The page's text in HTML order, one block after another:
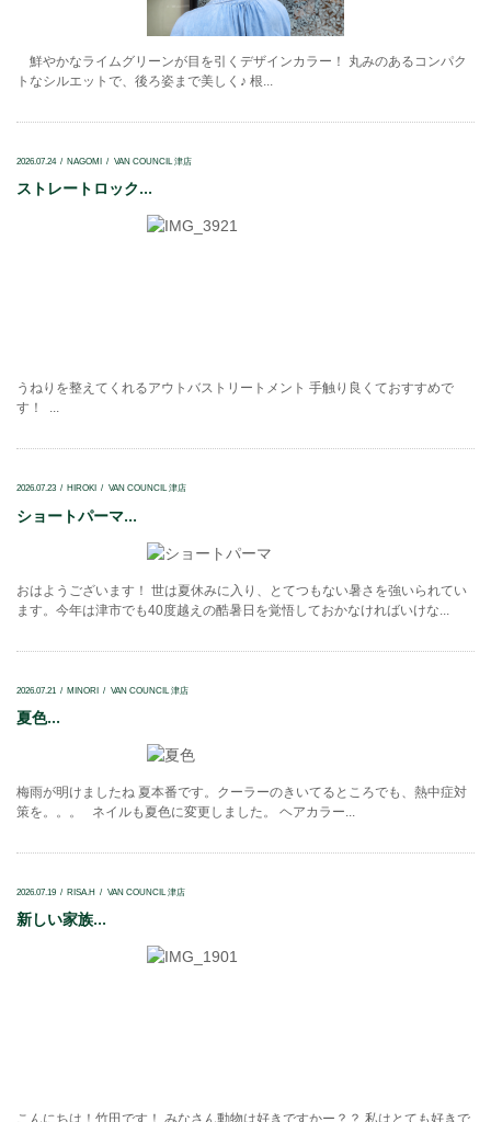
鮮やかなライムグリーンが目を引くデザインカラー！ 丸みのあるコンパク
トなシルエットで、後ろ姿まで美しく♪ 根...
2026.07.24 NAGOMI VAN COUNCIL 津店
ストレートロック...
うねりを整えてくれるアウトバストリートメント 手触り良くておすすめで
す！ ...
2026.07.23 HIROKI VAN COUNCIL 津店
ショートパーマ...
おはようございます！ 世は夏休みに入り、とてつもない暑さを強いられてい
ます。今年は津市でも40度越えの酷暑日を覚悟しておかなければいけな...
2026.07.21 MINORI VAN COUNCIL 津店
夏色...
梅雨が明けましたね 夏本番です。クーラーのきいてるところでも、熱中症対
策を。。。 ネイルも夏色に変更しました。 ヘアカラー...
2026.07.19 RISA.H VAN COUNCIL 津店
新しい家族...